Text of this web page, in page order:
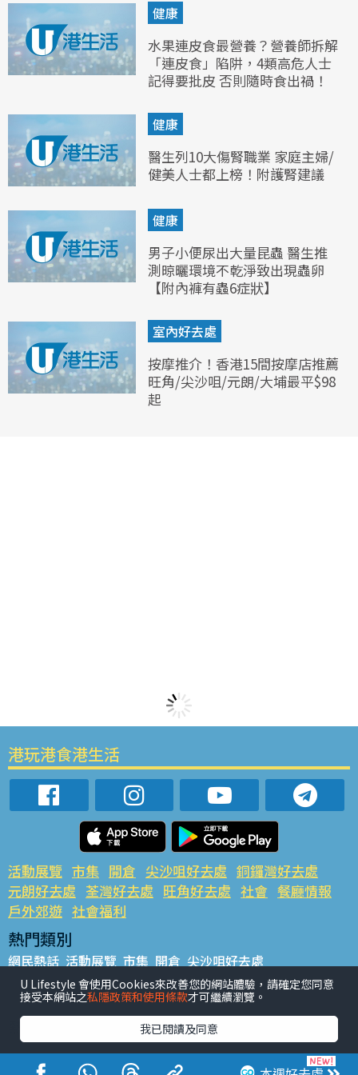
健康
水果連皮食最營養？營養師拆解
「連皮食」陷阱，4類高危人士
記得要批皮 否則隨時食出禍！
健康
醫生列10大傷腎職業 家庭主婦/
健美人士都上榜！附護腎建議
健康
男子小便尿出大量昆蟲 醫生推
測晾曬環境不乾淨致出現蟲卵
【附內褲有蟲6症狀】
室內好去處
按摩推介！香港15間按摩店推薦
旺角/尖沙咀/元朗/大埔最平$98
起
港玩港食港生活
活動展覽 市集 開倉 尖沙咀好去處 銅鑼灣好去處
元朗好去處 荃灣好去處 旺角好去處 社會 餐廳情報
戶外郊遊 社會福利
熱門類別
網民熱話 活動展覽 市集 開倉 尖沙咀好去處
銅鑼灣好去處 元朗好去處 荃灣好去處 旺角好去處 社會
餐廳情報 戶外郊遊
熱門標籤
#UGO搵好去處 #人氣活動推介 #美食社群熱話
#親子玩樂好去處
#ULifestyle應用程式 #限時搶
U Lifestyle 會使用Cookies來改善您的網站體驗，請確定您同意
接受本網站之私隱政策和使用條款才可繼續瀏覽。
我已閱讀及同意